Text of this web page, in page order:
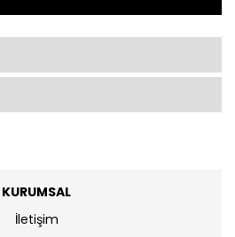
KURUMSAL
İletişim